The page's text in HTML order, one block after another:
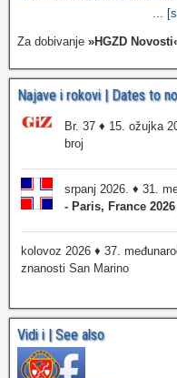
Za dobivanje »HGZD
Najave i rokovi | Dates to
Br. 37 ♦ 15. ožujka
broj
srpanj 2026. ♦ 31.
- Paris, France 2026
kolovoz 2026 ♦ 37.
znanosti San Marino
Vidi i | See also